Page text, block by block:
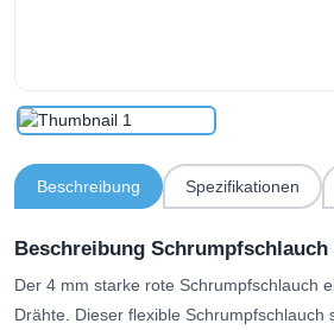
Beschreibung Spezifikationen
Beschreibung
Der 4 mm starke rote Schrumpfschlauch
Drähte. Dieser flexible